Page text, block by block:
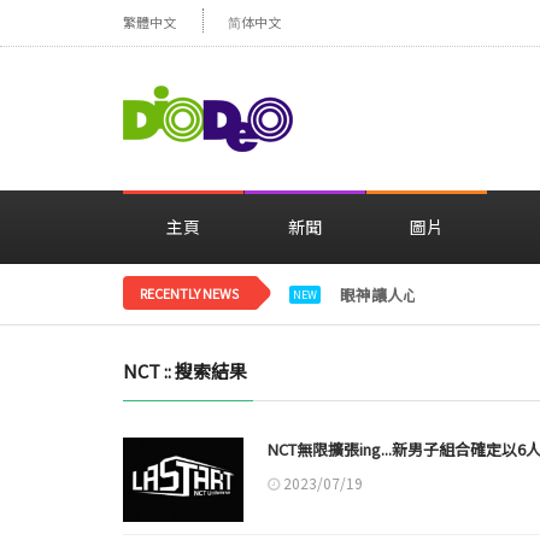
繁體中文 简体中文
主頁 新聞 圖片
RECENTLY NEWS NEW 眼神讓人心動，美貌閃耀……
NCT :: 搜索結果
NCT無限擴張ing...新男子組合確定以6
2023/07/19